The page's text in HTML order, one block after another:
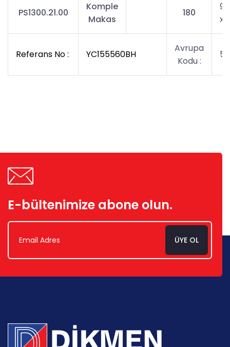
PS1300.21.00
Komple
Makas
180
Referans No : YC155560BH
Avrupa
Kodu :
E-bültenimize abone olun.
ÜYE OL